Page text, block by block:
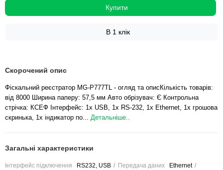
Купити
В 1 клік
Скорочений опис
Фіскальний реєстратор MG-P777TL - огляд та описКількість товарів:
від 8000 Ширина паперу: 57,5 мм Авто обрізувач: Є Контрольна
стрічка: КСЕФ Інтерфейс: 1x USB, 1x RS-232, 1x Ethernet, 1x грошова
скринька, 1x індикатор по... Детальніше..
Загальні характеристики
Інтерфейс підключення RS232, USB Передача даних
Ethernet